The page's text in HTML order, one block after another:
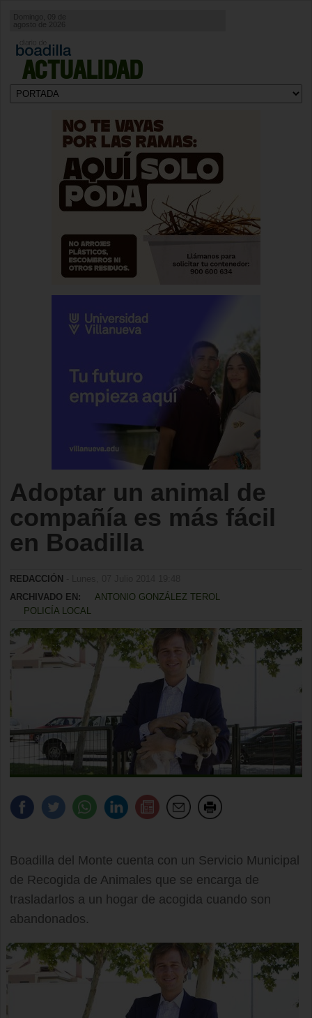
ACTUALIDAD
Domingo, 09 de
agosto de 2026
Adoptar un animal de
compañía es más fácil
en Boadilla
REDACCIÓN
ARCHIVADO EN:
ANTONIO GONZÁLEZ TEROL
POLICÍA LOCAL
Boadilla del Monte cuenta con un Servicio Municipal
de Recogida de Animales que se encarga de
trasladarlos a un hogar de acogida cuando son
abandonados.